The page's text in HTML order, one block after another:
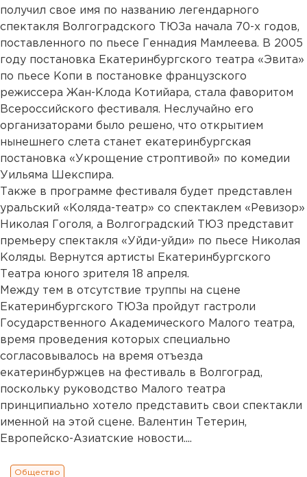
получил свое имя по названию легендарного
спектакля Волгоградского ТЮЗа начала 70-х годов,
поставленного по пьесе Геннадия Мамлеева. В 2005
году постановка Екатеринбургского театра «Эвита»
по пьесе Копи в постановке французского
режиссера Жан-Клода Котийара, стала фаворитом
Всероссийского фестиваля. Неслучайно его
организаторами было решено, что открытием
нынешнего слета станет екатеринбургская
постановка «Укрощение строптивой» по комедии
Уильяма Шекспира.
Также в программе фестиваля будет представлен
уральский «Коляда-театр» со спектаклем «Ревизор»
Николая Гоголя, а Волгоградский ТЮЗ представит
премьеру спектакля «Уйди-уйди» по пьесе Николая
Коляды. Вернутся артисты Екатеринбургского
Театра юного зрителя 18 апреля.
Между тем в отсутствие труппы на сцене
Екатеринбургского ТЮЗа пройдут гастроли
Государственного Академического Малого театра,
время проведения которых специально
согласовывалось на время отъезда
екатеринбуржцев на фестиваль в Волгоград,
поскольку руководство Малого театра
принципиально хотело представить свои спектакли
именной на этой сцене. Валентин Тетерин,
Европейско-Азиатские новости....
Общество